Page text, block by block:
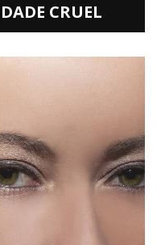
CRUEL